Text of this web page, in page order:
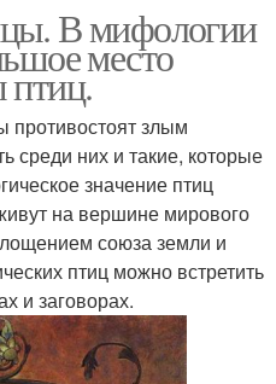
В мифологии
место
птиц.
противостоят злым
среди них и такие, которые
значение птиц
на вершине мирового
союза земли и
птиц можно встретить
и заговорах.